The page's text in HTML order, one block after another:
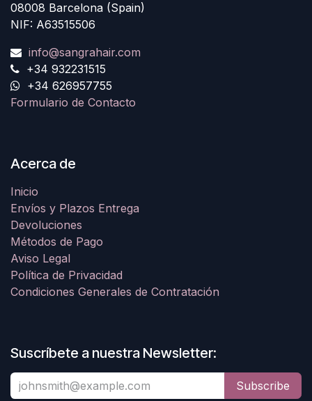
08008 Barcelona (Spain)
NIF: A63515506
info@sangrahair.com
+34 932231515
+34 626957755
Formulario de Contacto
Acerca de
Inicio
Envíos y Plazos Entrega
Devoluciones
Métodos de Pago
Aviso Legal
Política de Privacidad
Condiciones Generales de Contratación
Suscríbete a nuestra Newsletter:
Subscribe